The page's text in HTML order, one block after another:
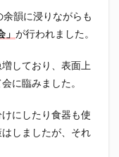
韻に浸りながらも
が行われました。
しており、表面上
に臨みました。
にしたり食器も使
しましたが、それ
新宿
ゴウ清水
ポロビール
ュビロ磐田
ワー